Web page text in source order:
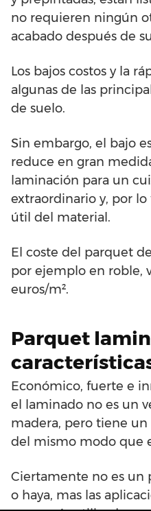
no requieren ningún
acabado después de
Los bajos costos y la
algunas de las
de suelo.
Sin embargo, el bajo
reduce en gran
laminación para un
extraordinario y, por
útil del material.
El coste del parquet
por ejemplo en roble,
euros/m².
Parquet
Económico, fuerte e
el laminado no es un
madera, pero tiene
del mismo modo que
Ciertamente no es un
o haya, mas las